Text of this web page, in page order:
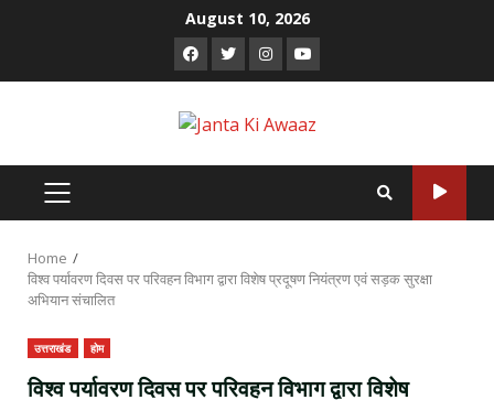
August 10, 2026
Facebook
TwitterInstagram
Youtube
PRIMARY
MENU
Home
विश्व पर्यावरण दिवस पर परिवहन विभाग द्वारा विशेष प्रदूषण नियंत्रण एवं सड़क सुरक्षा
अभियान संचालित
उत्तराखंड होम
विश्व पर्यावरण दिवस पर परिवहन विभाग द्वारा विशेष